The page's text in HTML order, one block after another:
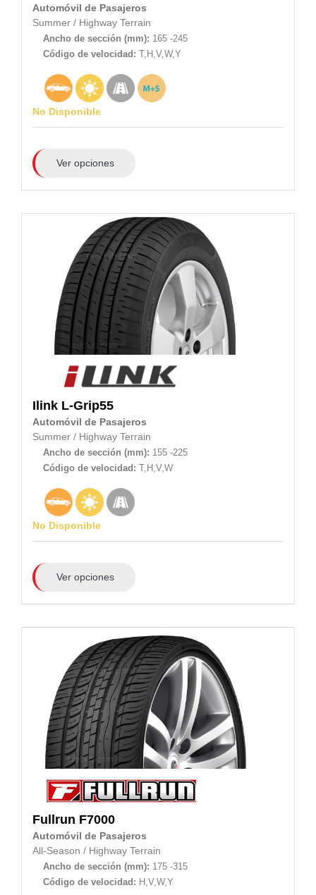
Automóvil de Pasajeros
Summer / Highway Terrain
Ancho de sección (mm): 165 -245
Código de velocidad: T,H,V,W,Y
No Disponible
Ver opciones
Ilink L-Grip55
Automóvil de Pasajeros
Summer / Highway Terrain
Ancho de sección (mm): 155 -225
Código de velocidad: T,H,V,W
No Disponible
Ver opciones
Fullrun F7000
Automóvil de Pasajeros
All-Season / Highway Terrain
Ancho de sección (mm): 175 -315
Código de velocidad: H,V,W,Y